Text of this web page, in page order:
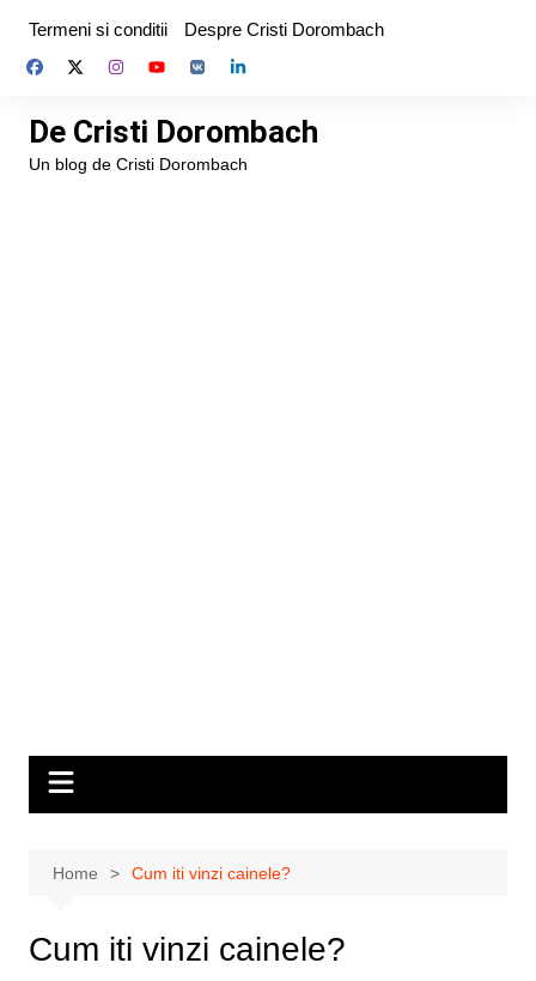
content
Termeni si conditii Despre Cristi Dorombach
De Cristi Dorombach
Un blog de Cristi Dorombach
Home Cum iti vinzi cainele?
Cum iti vinzi cainele?